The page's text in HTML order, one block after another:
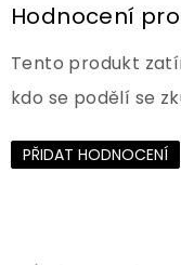
Hodnocení
Tento produkt
kdo se podělí se
PŘIDAT HODNOCENÍ